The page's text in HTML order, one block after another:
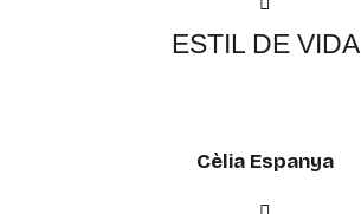
ESTIL DE VIDA
Cèlia Espanya